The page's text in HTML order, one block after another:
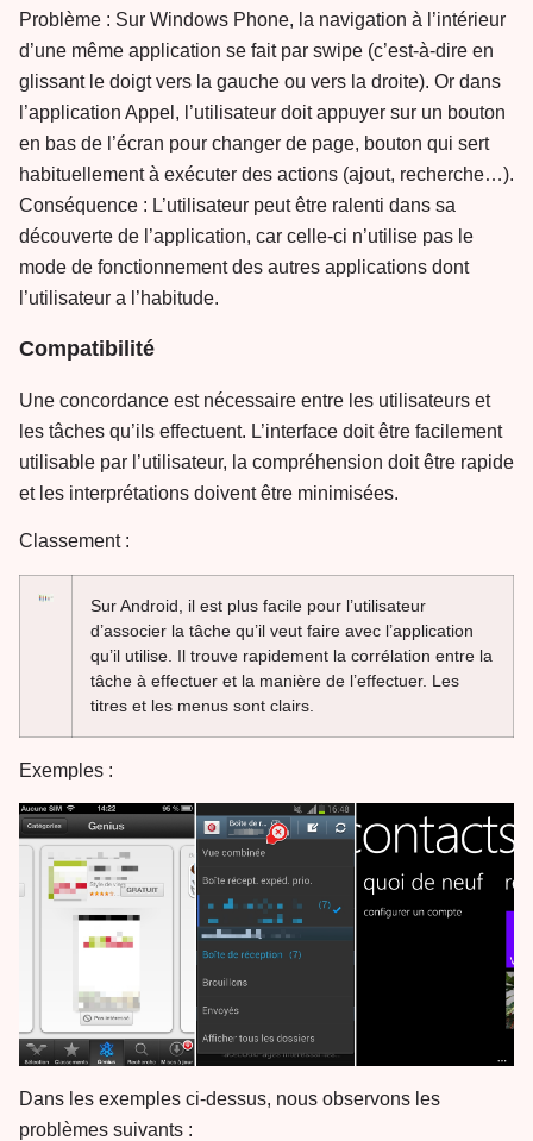
Problème : Sur Windows Phone, la navigation à l’intérieur
d’une même application se fait par swipe (c’est-à-dire en
glissant le doigt vers la gauche ou vers la droite). Or dans
l’application Appel, l’utilisateur doit appuyer sur un bouton
en bas de l’écran pour changer de page, bouton qui sert
habituellement à exécuter des actions (ajout, recherche…).
Conséquence : L’utilisateur peut être ralenti dans sa
découverte de l’application, car celle-ci n’utilise pas le
mode de fonctionnement des autres applications dont
l’utilisateur a l’habitude.
Compatibilité
Une concordance est nécessaire entre les utilisateurs et
les tâches qu’ils effectuent. L’interface doit être facilement
utilisable par l’utilisateur, la compréhension doit être rapide
et les interprétations doivent être minimisées.
Classement :
Sur Android, il est plus facile pour l’utilisateur
d’associer la tâche qu’il veut faire avec l’application
qu’il utilise. Il trouve rapidement la corrélation entre la
tâche à effectuer et la manière de l’effectuer. Les
titres et les menus sont clairs.
Exemples :
Dans les exemples ci-dessus, nous observons les
problèmes suivants :